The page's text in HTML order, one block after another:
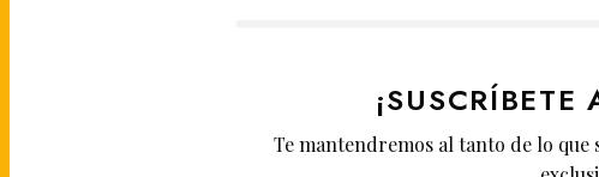
Te mantendremos al tanto de lo que